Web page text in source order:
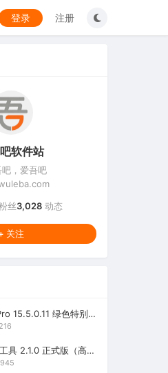
登录 注册
软件站
吧，爱吾吧
丝3,028动态
关注
IObit Uninstaller Pro 15.5.0.11 绿色特别版（强大的软件卸载工具）
WinASAR文件管理工具 2.1.0 正式版（高仿WinRAR，最好用的Electron ASAR文件打包/解包工具、压缩/解压工具）